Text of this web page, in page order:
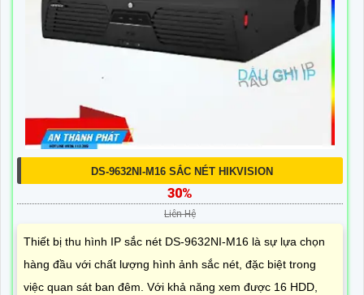
DS-9632NI-M16 SẮC NÉT HIKVISION
30%
Liên Hệ
Thiết bị thu hình IP sắc nét DS-9632NI-M16 là sự lựa chọn
hàng đầu với chất lượng hình ảnh sắc nét, đặc biệt trong
việc quan sát ban đêm. Với khả năng xem được 16 HDD,